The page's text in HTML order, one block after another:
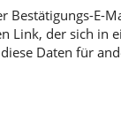
E-
Link, der sich in
Daten für